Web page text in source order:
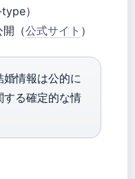
）
（公式サイト ）
婚情報は公的に
する確定的な情